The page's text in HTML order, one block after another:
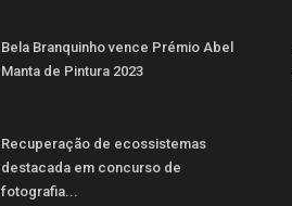
Bela Branquinho vence Prémio Abel
Manta de Pintura 2023
Recuperação de ecossistemas
destacada em concurso de
fotografia...